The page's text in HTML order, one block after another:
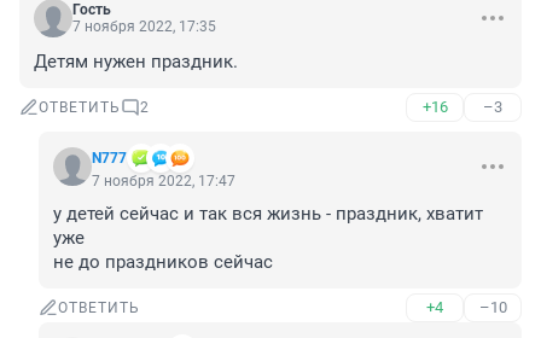
Гость
7 ноября 2022, 17:35
Детям нужен праздник.
ОТВЕТИТЬ 2 +16 –3
N777
7 ноября 2022, 17:47
у детей сейчас и так вся жизнь - праздник, хватит
уже
не до праздников сейчас
ОТВЕТИТЬ +4 –10